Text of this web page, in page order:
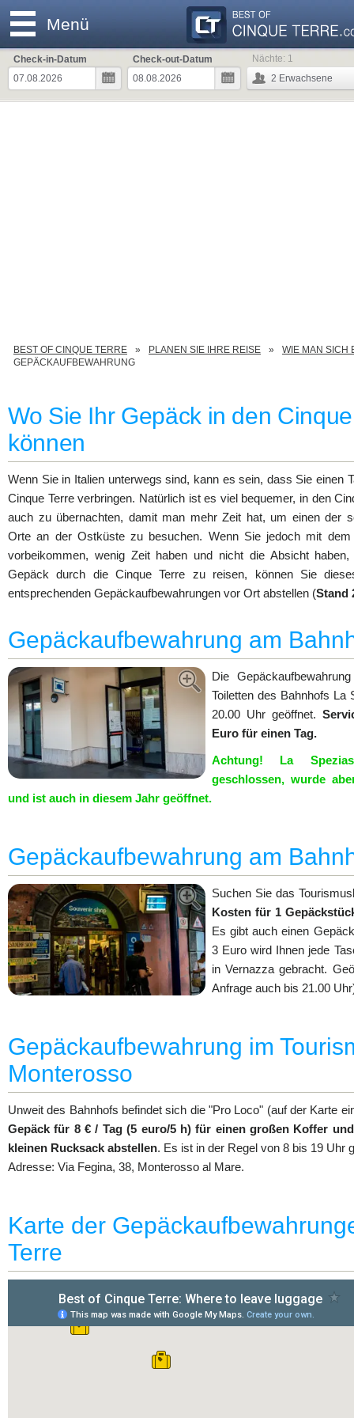
Menü
Check-in-Datum
Check-out-Datum
2 Erwachsene
Nächte: 1
BEST OF CINQUE TERRE PLANEN SIE IHRE REISE
WIE MAN SICH
GEPÄCKAUFBEWAHRUNG
Wo Sie Ihr Gepäck in den
können
Wenn Sie in Italien unterwegs sind, kann es sein, dass Sie einen
Cinque Terre verbringen. Natürlich ist es viel bequemer, in den
auch zu übernachten, damit man mehr Zeit hat, um einen der
Orte an der Ostküste zu besuchen. Wenn Sie jedoch mit dem
vorbeikommen, wenig Zeit haben und nicht die Absicht
Gepäck durch die Cinque Terre zu reisen, können Sie
entsprechenden Gepäckaufbewahrungen vor Ort abstellen (Stand
Gepäckaufbewahrung am
Die
Toiletten des Bahnhofs La
20.00 Uhr geöffnet.
Euro für einen Tag.
Achtung! La
geschlossen, wurde
und ist auch in diesem Jahr geöffnet.
Gepäckaufbewahrung am
Suchen Sie das
Kosten für 1
Es gibt auch einen
3 Euro wird Ihnen jede
in Vernazza gebracht.
Anfrage auch bis 21.00
Gepäckaufbewahrung im
Monterosso
Unweit des Bahnhofs befindet sich die "Pro Loco" (auf der Karte
Gepäck für 8 € / Tag (5 euro/5 h) für einen großen Koffer
kleinen Rucksack abstellen. Es ist in der Regel von 8 bis 19 Uhr
Adresse: Via Fegina, 38, Monterosso al Mare.
Karte der
Terre